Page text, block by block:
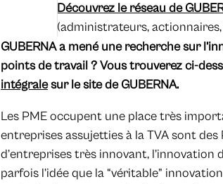
Découvrez le réseau de
(administrateurs,
GUBERNA a mené une recherche sur
points de travail ? Vous trouverez ci-
intégralesur le site de GUBERNA.
Les PME occupent une place très
entreprises assujetties à la TVA sont des
d’entreprises très innovant,
parfois l’idée que la “véritable”